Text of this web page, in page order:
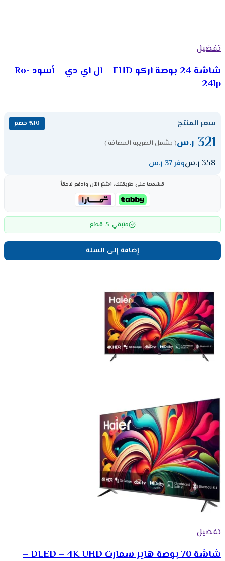
تفضيل
شاشة 24 بوصة اركو FHD – ال اي دي – أسود Ro-
24lp
سعر المنتج ٪10 خصم
321 ر.س( يشمل الضريبة المضافة )
358ر.سوفر 37 ر.س
قسّمها على طريقتك، اشترِ الآن وادفع لاحقاً
متبقي 5 قطع
إضافة إلى السلة
تفضيل
شاشة 70 بوصة هاير سمارت DLED – 4K UHD –